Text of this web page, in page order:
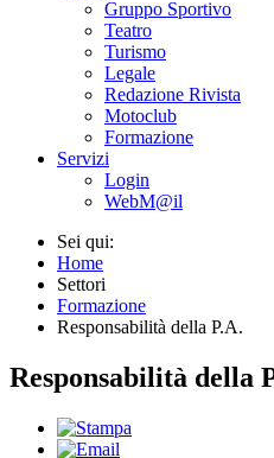
Gruppo Sportivo
Teatro
Turismo
Legale
Redazione Rivista
Motoclub
Formazione
Servizi
Login
WebM@il
Sei qui:
Home
Settori
Formazione
Responsabilità della P.A.
Responsabilità della